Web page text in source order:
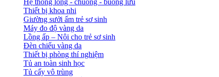
Thiết bị khoa nhi
Giường sưởi ấm trẻ sơ sinh
Máy đo độ vàng da
Lồng ấp – Nôi cho trẻ sơ sinh
Đèn chiếu vàng da
Thiết bị phòng thí nghiệm
Tủ an toàn sinh học
Tủ cấy vô trùng